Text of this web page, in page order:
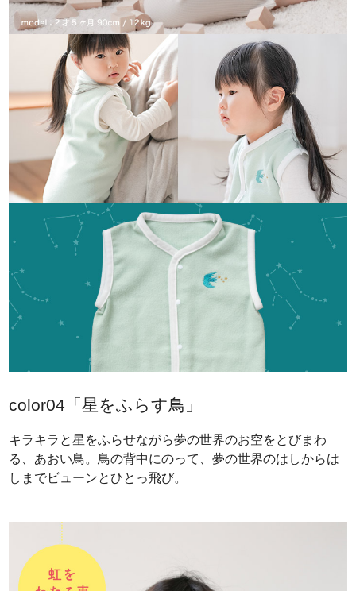
color04「星をふらす鳥」
キラキラと星をふらせながら夢の世界のお空をとびまわ
る、あおい鳥。鳥の背中にのって、夢の世界のはしからは
しまでビューンとひとっ飛び。